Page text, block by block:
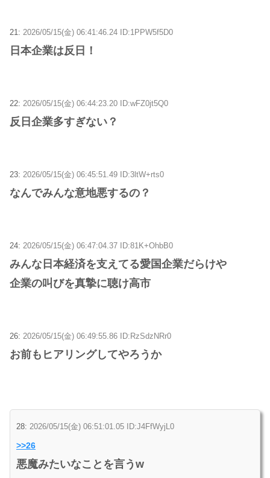
21: 2026/05/15(金) 06:41:46.24 ID:1PPW5f5D0
日本企業は反日！
22: 2026/05/15(金) 06:44:23.20 ID:wFZ0jt5Q0
反日企業多すぎない？
23: 2026/05/15(金) 06:45:51.49 ID:3ltW+rts0
なんでみんな意地悪するの？
24: 2026/05/15(金) 06:47:04.37 ID:81K+OhbB0
みんな日本経済を支えてる愛国企業だらけや
企業の叫びを真摯に聴け高市
26: 2026/05/15(金) 06:49:55.86 ID:RzSdzNRr0
お前もヒアリングしてやろうか
28: 2026/05/15(金) 06:51:01.05 ID:J4FfWyjL0
>>26
悪魔みたいなことを言うw